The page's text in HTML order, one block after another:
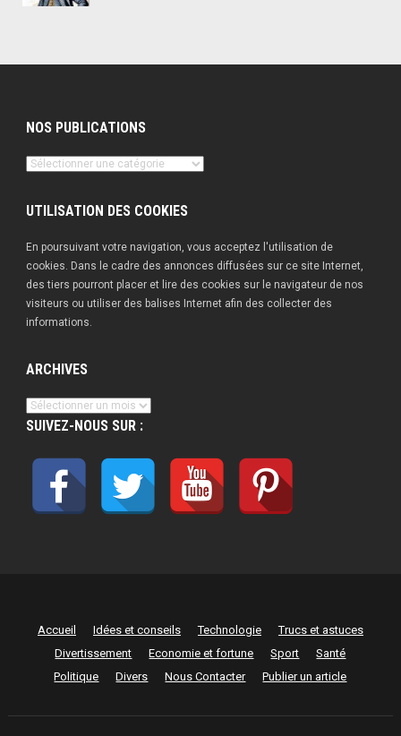
NOS PUBLICATIONS
Nos
UTILISATION DES COOKIES
En poursuivant votre navigation, vous acceptez l'utilisation de
cookies. Dans le cadre des annonces diffusées sur ce site Internet,
des tiers pourront placer et lire des cookies sur le navigateur de nos
visiteurs ou utiliser des balises Internet afin des collecter des
informations.
ARCHIVES
Archives
SUIVEZ-NOUS SUR :
Accueil Idées et conseils Technologie
Trucs et astuces
Divertissement
Economie et fortune Sport
Santé
Politique
Divers Nous Contacter Publier un article